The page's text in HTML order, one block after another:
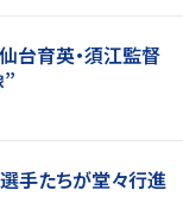
台育英・須江監督
手たちが堂々行進